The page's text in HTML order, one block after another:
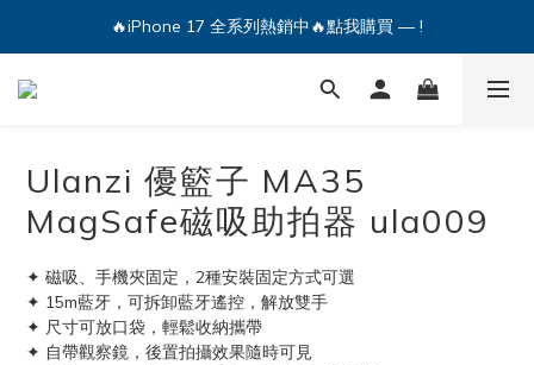
🔥iPhone 17 全系列熱銷中🔥點我購買 — !
💕加入Q哥 Line 新好友領優惠券！🎫
🔥iPhone 17 全系列熱銷中🔥點我購買 — !
Ulanzi 優籃子 MA35
MagSafe磁吸助拍器 ula009
✦ 磁吸、手機夾固定，2種安裝固定方式可選
✦ 15m藍牙，可拆卸藍牙遙控，解放雙手
✦ 尺寸可放口袋，輕鬆收納攜帶
✦ 自帶觀察鏡，後置拍攝效果隨時可見